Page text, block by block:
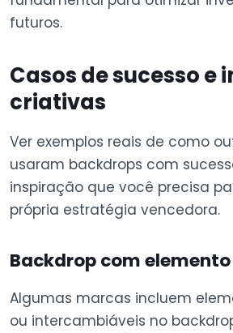
futuros.
Casos de sucesso e
criativas
Ver exemplos reais de como
usaram backdrops com
inspiração que você precisa
própria estratégia vencedora.
Backdrop com
Algumas marcas incluem
ou intercambiáveis no